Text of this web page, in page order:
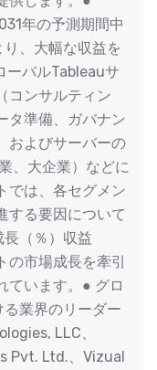
年の予測期間中
、大幅な収益を
ーバルTableauサ
コンサルティン
タ準備、ガバナン
およびサーバーの
、大企業）などに
では、各セグメン
する要因について
（％）収益
の市場成長を牽引
ています。● グロ
業界のリーダー
LLC、
Pvt. Ltd.、Vizual